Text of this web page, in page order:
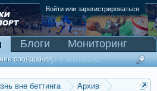
Войти или зарегистрироваться
вне беттинга
Архив
сообщения
Блоги
Мониторинг
Сканер Pinnacle